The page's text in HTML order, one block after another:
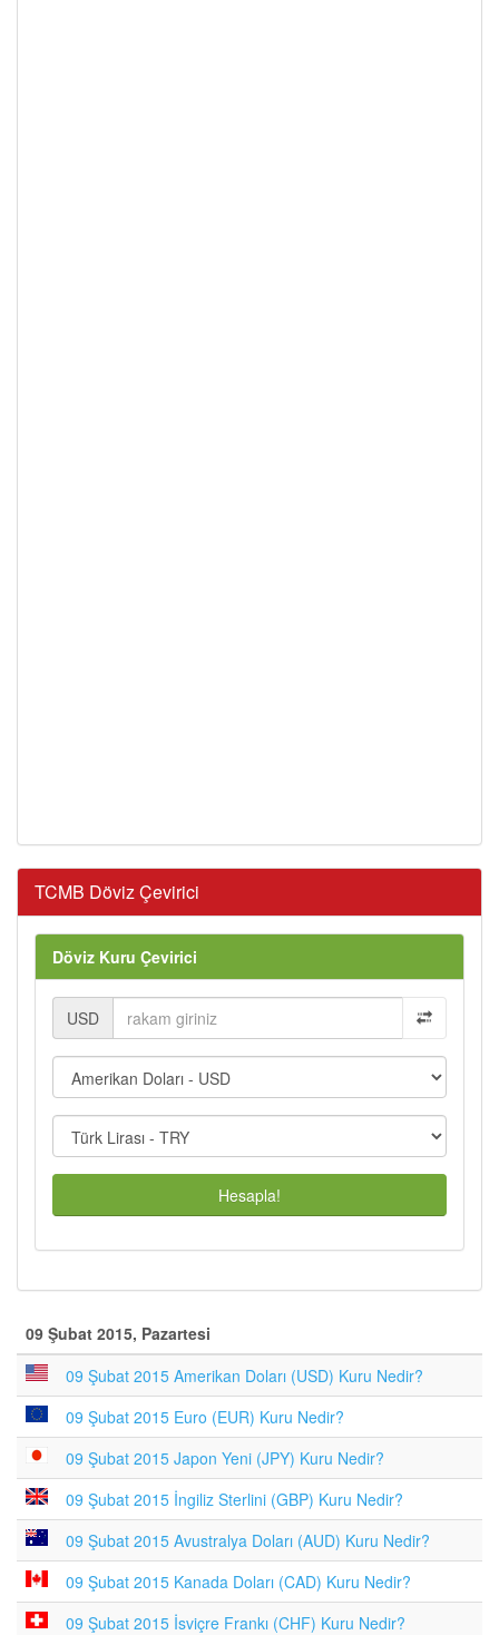
TCMB Döviz Çevirici
Döviz Kuru Çevirici
USD
Hesapla!
09 Şubat 2015, Pazartesi
09 Şubat 2015 Amerikan Doları (USD) Kuru Nedir?
09 Şubat 2015 Euro (EUR) Kuru Nedir?
09 Şubat 2015 Japon Yeni (JPY) Kuru Nedir?
09 Şubat 2015 İngiliz Sterlini (GBP) Kuru Nedir?
09 Şubat 2015 Avustralya Doları (AUD) Kuru Nedir?
09 Şubat 2015 Kanada Doları (CAD) Kuru Nedir?
09 Şubat 2015 İsviçre Frankı (CHF) Kuru Nedir?